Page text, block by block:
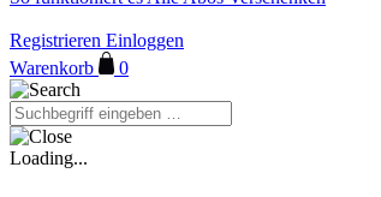
Registrieren Einloggen
Warenkorb
0
Loading...